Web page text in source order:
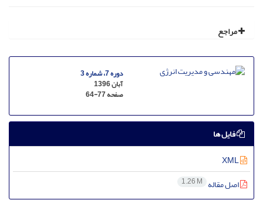
مراجع
دوره 7، شماره 3
آبان 1396
صفحه64-77
فایل ها
اصل مقاله 1.26 M